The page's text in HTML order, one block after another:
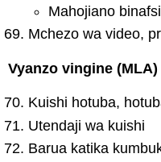
Mahojiano binafsi
Mchezo wa video,
Vyanzo vingine (MLA)
Kuishi hotuba,
Utendaji wa kuishi
Barua katika